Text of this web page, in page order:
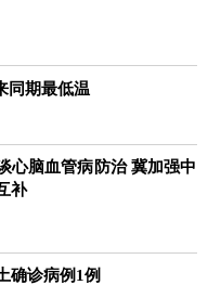
同期最低温
心脑血管病防治 冀加强中
补
确诊病例1例